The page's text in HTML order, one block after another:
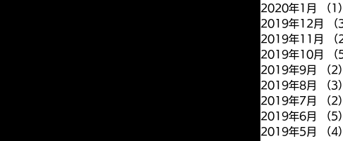
2020年1月
（1
2019年12月
2019年11月
2019年10月
2019年9月
（2
2019年8月
（3
2019年7月
（2
2019年6月
（5
2019年5月
（4